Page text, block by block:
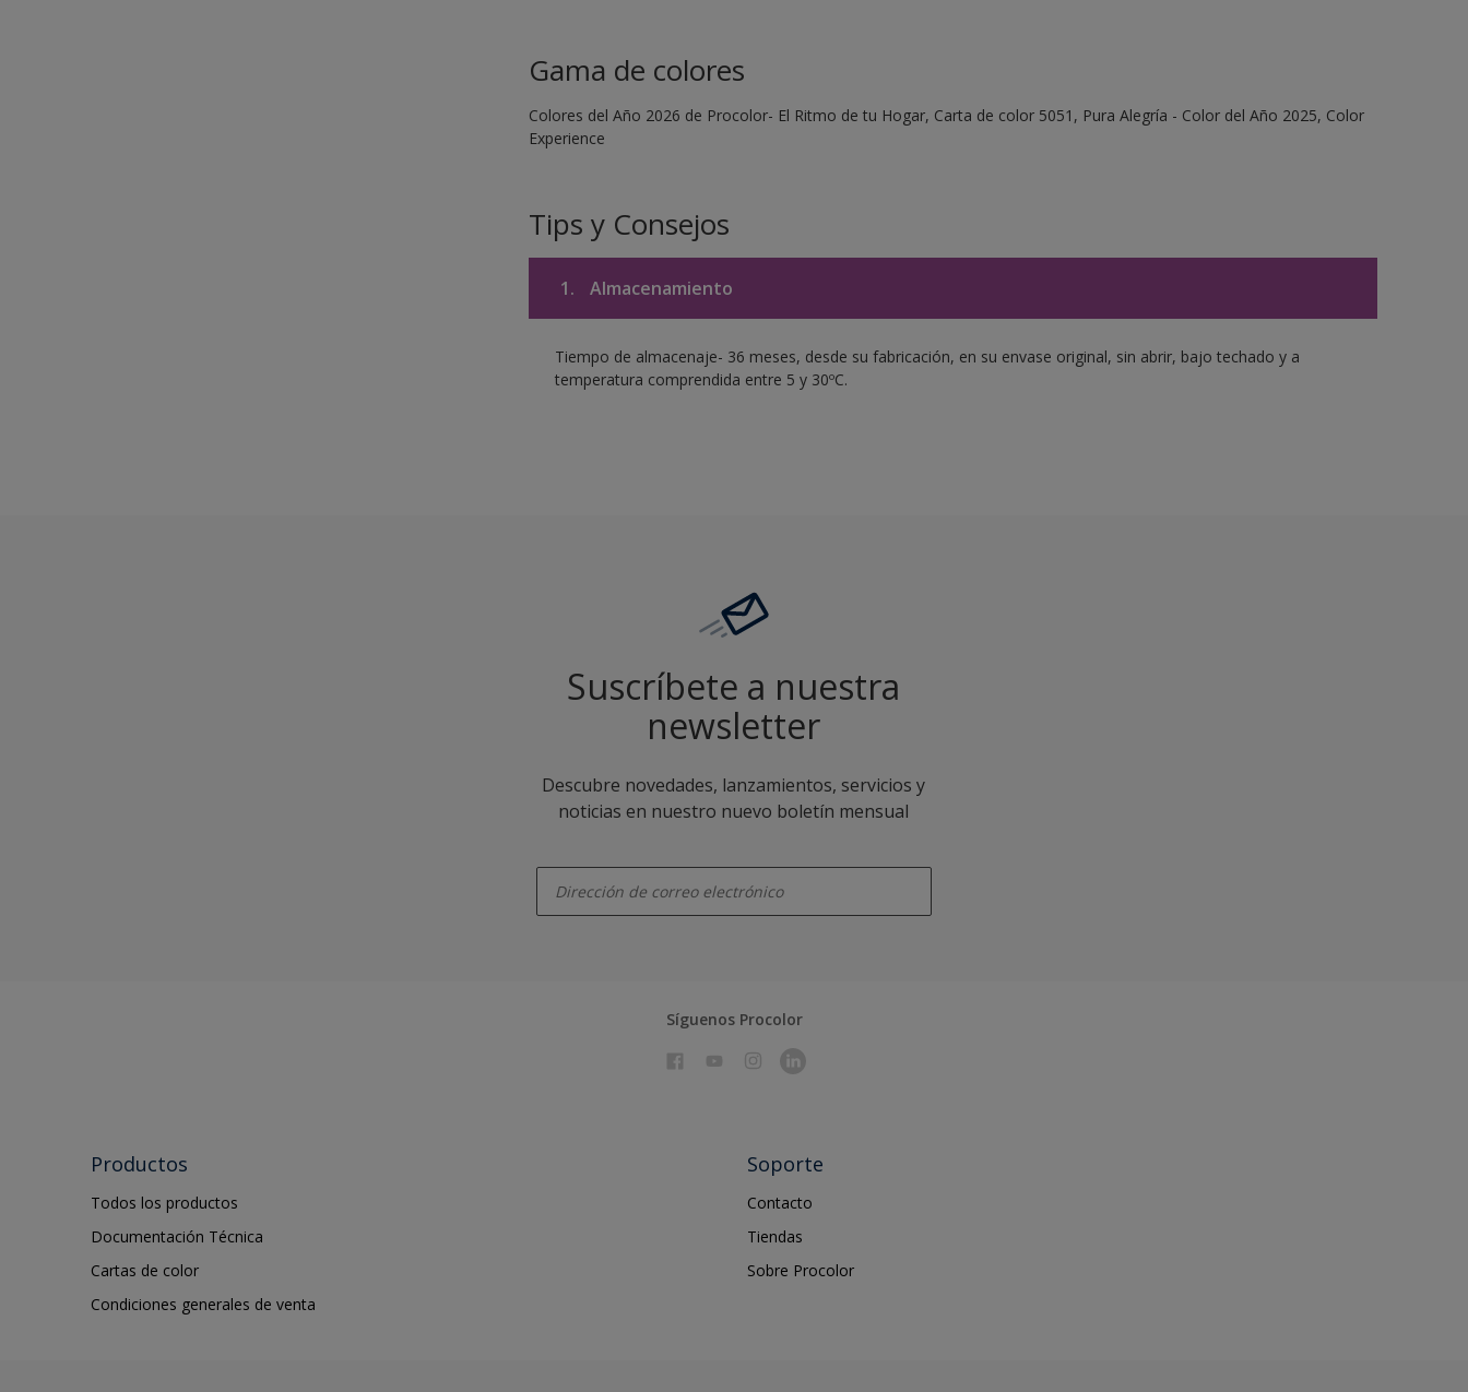
Gama de colores
Colores del Año 2026 de Procolor- El Ritmo de tu Hogar, Carta de color 5051, Pura Alegría - Color del Año 2025, Color
Experience
Tips y Consejos
1. Almacenamiento
Tiempo de almacenaje- 36 meses, desde su fabricación, en su envase original, sin abrir, bajo techado y a
temperatura comprendida entre 5 y 30ºC.
Suscríbete a nuestra
newsletter
Descubre novedades, lanzamientos, servicios y
noticias en nuestro nuevo boletín mensual
Síguenos Procolor
Productos
Todos los productos
Documentación Técnica
Cartas de color
Condiciones generales de venta
Soporte
Contacto
Tiendas
Sobre Procolor